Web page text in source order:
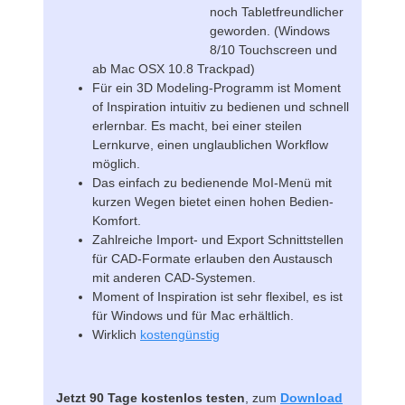
noch Tabletfreundlicher
geworden. (Windows
8/10 Touchscreen und
ab Mac OSX 10.8 Trackpad)
Für ein 3D Modeling-Programm ist Moment
of Inspiration intuitiv zu bedienen und schnell
erlernbar. Es macht, bei einer steilen
Lernkurve, einen unglaublichen Workflow
möglich.
Das einfach zu bedienende MoI-Menü mit
kurzen Wegen bietet einen hohen Bedien-
Komfort.
Zahlreiche Import- und Export Schnittstellen
für CAD-Formate erlauben den Austausch
mit anderen CAD-Systemen.
Moment of Inspiration ist sehr flexibel, es ist
für Windows und für Mac erhältlich.
Wirklich kostengünstig
Jetzt 90 Tage kostenlos testen , zum Download